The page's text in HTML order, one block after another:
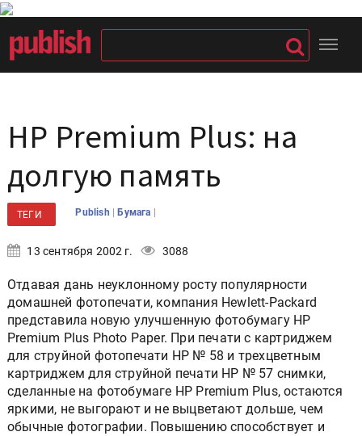
HP Premium Plus: на
долгую память
ТЕГИ Publish |Бумага |
13 сентября 2002 г. 3088
Отдавая дань неуклонному росту популярности
домашней фотопечати, компания Hewlett-Packard
представила новую улучшенную фотобумагу HP
Premium Plus Photo Paper. При печати с картриджем
для струйной фотопечати HP № 58 и трехцветным
картриджем для струйной печати HP № 57 снимки,
сделанные на фотобумаге HP Premium Plus, остаются
яркими, не выгорают и не выцветают дольше, чем
обычные фотографии. Повышению способствует и